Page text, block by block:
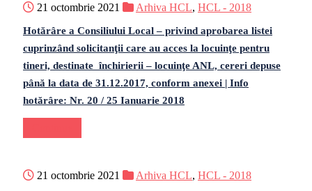
21 octombrie 2021 Arhiva HCL, HCL - 2018
Hotărâre a Consiliului Local – privind aprobarea listei
cuprinzând solicitanţii care au acces la locuinţe pentru
tineri, destinate închirierii – locuinţe ANL, cereri depuse
până la data de 31.12.2017, conform anexei | Info
hotărâre: Nr. 20 / 25 Ianuarie 2018
21 octombrie 2021 Arhiva HCL, HCL - 2018